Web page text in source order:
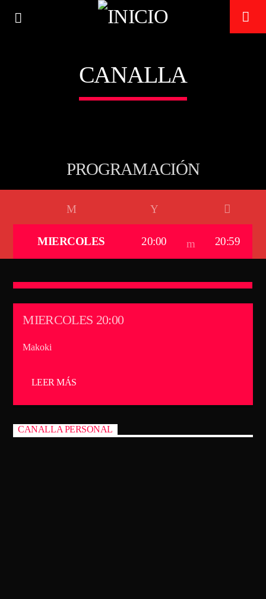
TECHNO ROOM RADIO
ON AIR
TÍTULO
CANALLA
PROGRAMACIÓN
MIERCOLES 20:00 20:59
MIERCOLES 20:00
Makoki
LEER MÁS
CANALLA PERSONAL